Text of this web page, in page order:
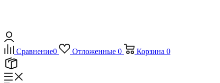
Сравнение0 Отложенные 0 Корзина 0